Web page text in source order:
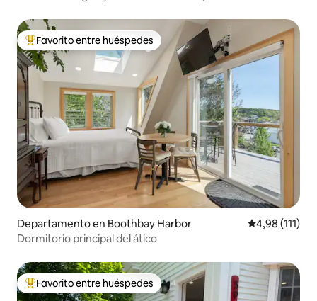
Favorito entre los huéspedes más destacados
Favorito entre huéspedes
Departamento en Boothbay Harbor Calificación
4,98 (111)
Dormitorio principal del ático
Favorito entre los huéspedes más destacados
Favorito entre huéspedes